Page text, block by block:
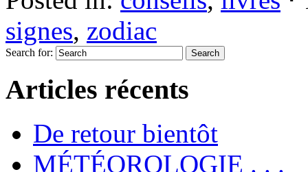
signes, zodiac
Search for:
Articles récents
De retour bientôt
MÉTÉOROLOGIE . . .